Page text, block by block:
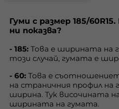
Гуми с размер 185/
ни показва?
- 185: Това е ширината на
този случай, гумата е
- 60: Това е
на страничния профил на
ширина. Тук височината
ширината на гумата.